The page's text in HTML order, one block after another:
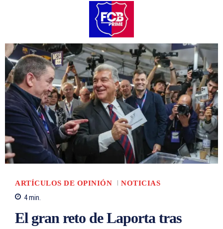
ARTÍCULOS DE OPINIÓN
NOTICIAS
4min.
El gran reto de Laporta tras